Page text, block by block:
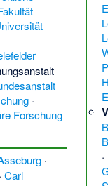
·
Forschung
·
·Carl
·